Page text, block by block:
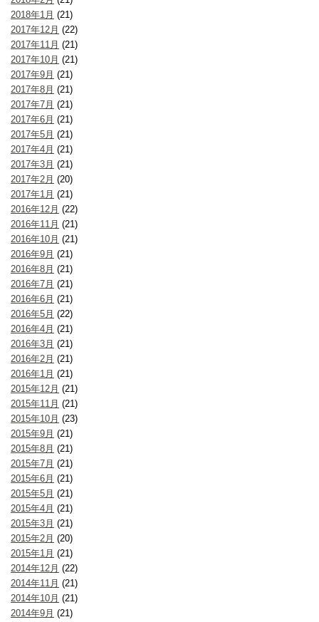
2018年1月 (21)
2017年12月 (22)
2017年11月 (21)
2017年10月 (21)
2017年9月 (21)
2017年8月 (21)
2017年7月 (21)
2017年6月 (21)
2017年5月 (21)
2017年4月 (21)
2017年3月 (21)
2017年2月 (20)
2017年1月 (21)
2016年12月 (22)
2016年11月 (21)
2016年10月 (21)
2016年9月 (21)
2016年8月 (21)
2016年7月 (21)
2016年6月 (21)
2016年5月 (22)
2016年4月 (21)
2016年3月 (21)
2016年2月 (21)
2016年1月 (21)
2015年12月 (21)
2015年11月 (21)
2015年10月 (23)
2015年9月 (21)
2015年8月 (21)
2015年7月 (21)
2015年6月 (21)
2015年5月 (21)
2015年4月 (21)
2015年3月 (21)
2015年2月 (20)
2015年1月 (21)
2014年12月 (22)
2014年11月 (21)
2014年10月 (21)
2014年9月 (21)